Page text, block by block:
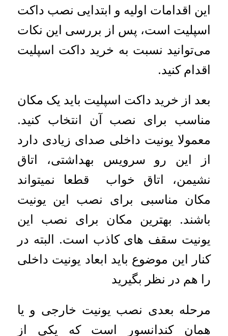
این اقدامات اولیه و ابتدایی نصب داکت
اسپلیت است، پس از بررسی این نکات
می‌توانید نسبت به خرید داکت اسپلیت
اقدام کنید.
بعد از خرید داکت اسپلیت باید یک مکان
مناسب برای نصب آن انتخاب کنید.
معمولا یونیت داخلی صدای زیادی دارد
از این رو سرویس بهداشتی، اتاق
نشیمن، اتاق خواب قطعا نمیتواند
مکان مناسبی برای نصب این یونیت
باشند. بهترین مکان برای نصب این
یونیت سقف‌ های کاذب است. البته در
کنار این موضوع باید ابعاد یونیت داخلی
را هم در نظر بگیرید
مرحله بعدی نصب یونیت خارجی و یا
همان کندانسور است که یکی از